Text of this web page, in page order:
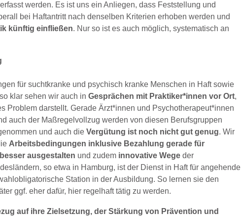
erfasst werden. Es ist uns ein Anliegen, dass Feststellung und
bei Haftantritt nach denselben Kriterien erhoben werden und
künftig einfließen. Nur so ist es auch möglich, systematisch an
für suchtkranke und psychisch kranke Menschen in Haft sowie
klar sehen wir auch inGesprächen mit Praktiker*innen vor Ort,
Problem darstellt. Gerade Ärzt*innen und Psychotherapeut*innen
auch der Maßregelvollzug werden von diesen Berufsgruppen
und auch dieVergütung ist noch nicht gut genug. Wir
Arbeitsbedingungen inklusive Bezahlung gerade für
ausgestalten und zudem innovative Wege der
so etwa in Hamburg, ist der Dienst in Haft für angehende
Station in der Ausbildung. So lernen sie den
ggf. eher dafür, hier regelhaft tätig zu werden.
auf ihre Zielsetzung, der Stärkung von Prävention und